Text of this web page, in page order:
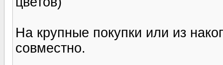
На крупные покупки или из
совместно.